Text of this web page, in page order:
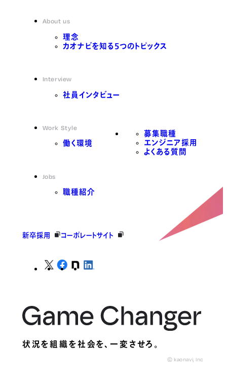
About us
理念
カオナビを知る5つのトピックス
Interview
社員インタビュー
Work Style
働く環境
Jobs
職種紹介
募集職種
エンジニア採用
よくある質問
新卒採用 コーポレートサイト
状況を組織を社会を、一変させろ。
© kaonavi, Inc